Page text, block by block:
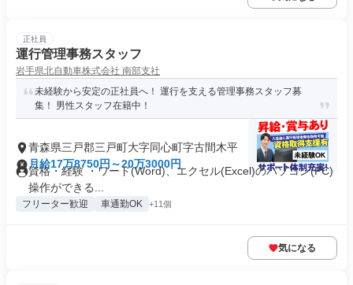
正社員
運行管理事務スタッフ
岩手県北自動車株式会社 南部支社
未経験から安定の正社員へ！ 運行を支える管理事務スタッフ募
集！ 男性スタッフ在籍中！
青森県三戸郡三戸町大字同心町字古間木平
月給17万8750円～20万3000円
資格・経験 ・ワード(Word)、エクセル(Excel)のパソコン(PC)
操作ができる...
フリーター歓迎 車通勤OK +11個
気になる